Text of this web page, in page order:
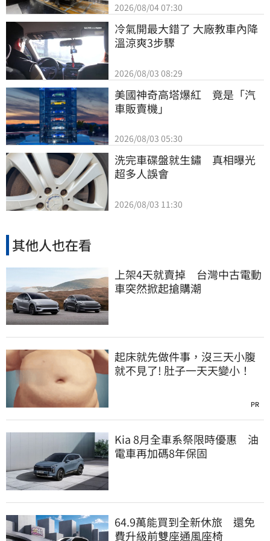
2026/08/04 07:30
冷氣開最大錯了 大廠教車內降
溫涼爽3步驟
2026/08/03 08:29
美國神奇高塔爆紅　竟是「汽
車販賣機」
2026/08/03 05:30
洗完車碟盤就生鏽　真相曝光
超多人誤會
2026/08/03 11:30
其他人也在看
上架4天就賣掉 台灣中古電動
車突然掀起搶購潮
起床就先做件事，沒三天小腹
就不見了! 肚子一天天變小！
PR
Kia 8月全車系祭限時優惠 油
電車再加碼8年保固
64.9萬能買到全新休旅 還免
費升級前雙座通風座椅